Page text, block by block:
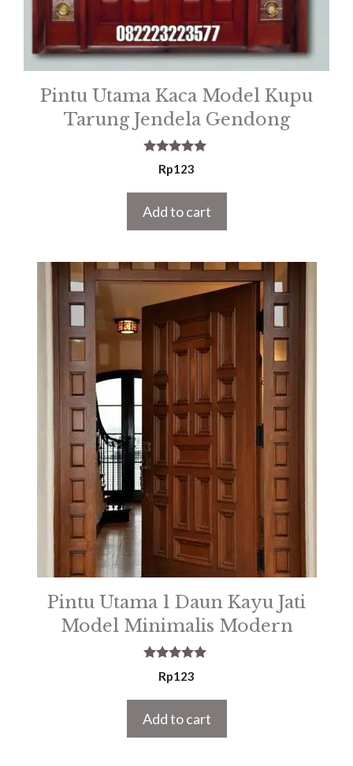
Pintu Utama Kaca Model Kupu
Tarung Jendela Gendong
5.00
out of 5
Rp123
Add to cart
Pintu Utama 1 Daun Kayu Jati
Model Minimalis Modern
5.00
out of 5
Rp123
Add to cart